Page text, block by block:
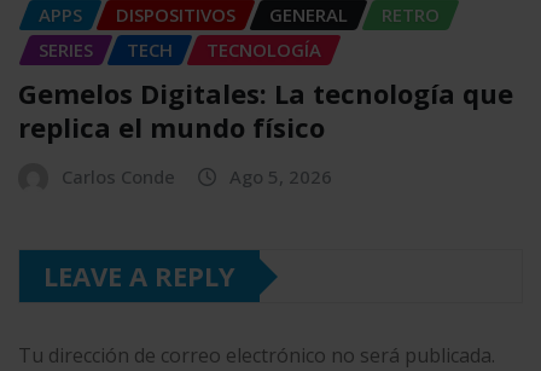
APPS DISPOSITIVOS GENERAL
RETRO
SERIES
TECH TECNOLOGÍA
Gemelos Digitales: La tecnología que
replica el mundo físico
Carlos Conde Ago 5, 2026
LEAVE A REPLY
Tu dirección de correo electrónico no será publicada.